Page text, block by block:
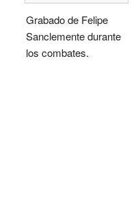
Grabado de Felipe
Sanclemente durante
los combates.